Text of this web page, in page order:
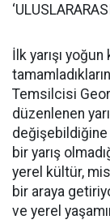
İlk yarışı yoğun
Temsilcisi
düzenlenen
değişebildiğine
bir yarış
yerel kültür,
bir araya
ve yerel